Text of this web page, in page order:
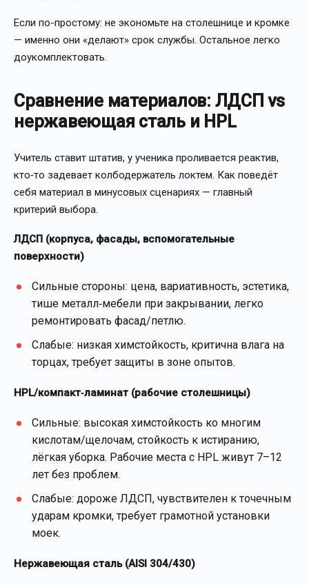
Если по-простому: не экономьте на столешнице и кромке
— именно они «делают» срок службы. Остальное легко
доукомплектовать.
Сравнение материалов: ЛДСП vs
нержавеющая сталь и HPL
Учитель ставит штатив, у ученика проливается реактив,
кто‑то задевает колбодержатель локтем. Как поведёт
себя материал в минусовых сценариях — главный
критерий выбора.
ЛДСП (корпуса, фасады, вспомогательные
поверхности)
Сильные стороны: цена, вариативность, эстетика,
тише металл‑мебели при закрывании, легко
ремонтировать фасад/петлю.
Слабые: низкая химстойкость, критична влага на
торцах, требует защиты в зоне опытов.
HPL/компакт‑ламинат (рабочие столешницы)
Сильные: высокая химстойкость ко многим
кислотам/щелочам, стойкость к истиранию,
лёгкая уборка. Рабочие места с HPL живут 7–12
лет без проблем.
Слабые: дороже ЛДСП, чувствителен к точечным
ударам кромки, требует грамотной установки
моек.
Нержавеющая сталь (AISI 304/430)